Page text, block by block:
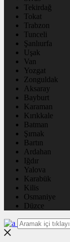
Tekirdağ
Tokat
Trabzon
Tunceli
Şanlıurfa
Uşak
Van
Yozgat
Zonguldak
Aksaray
Bayburt
Karaman
Kırıkkale
Batman
Şırnak
Bartın
Ardahan
Iğdır
Yalova
Karabük
Kilis
Osmaniye
Düzce